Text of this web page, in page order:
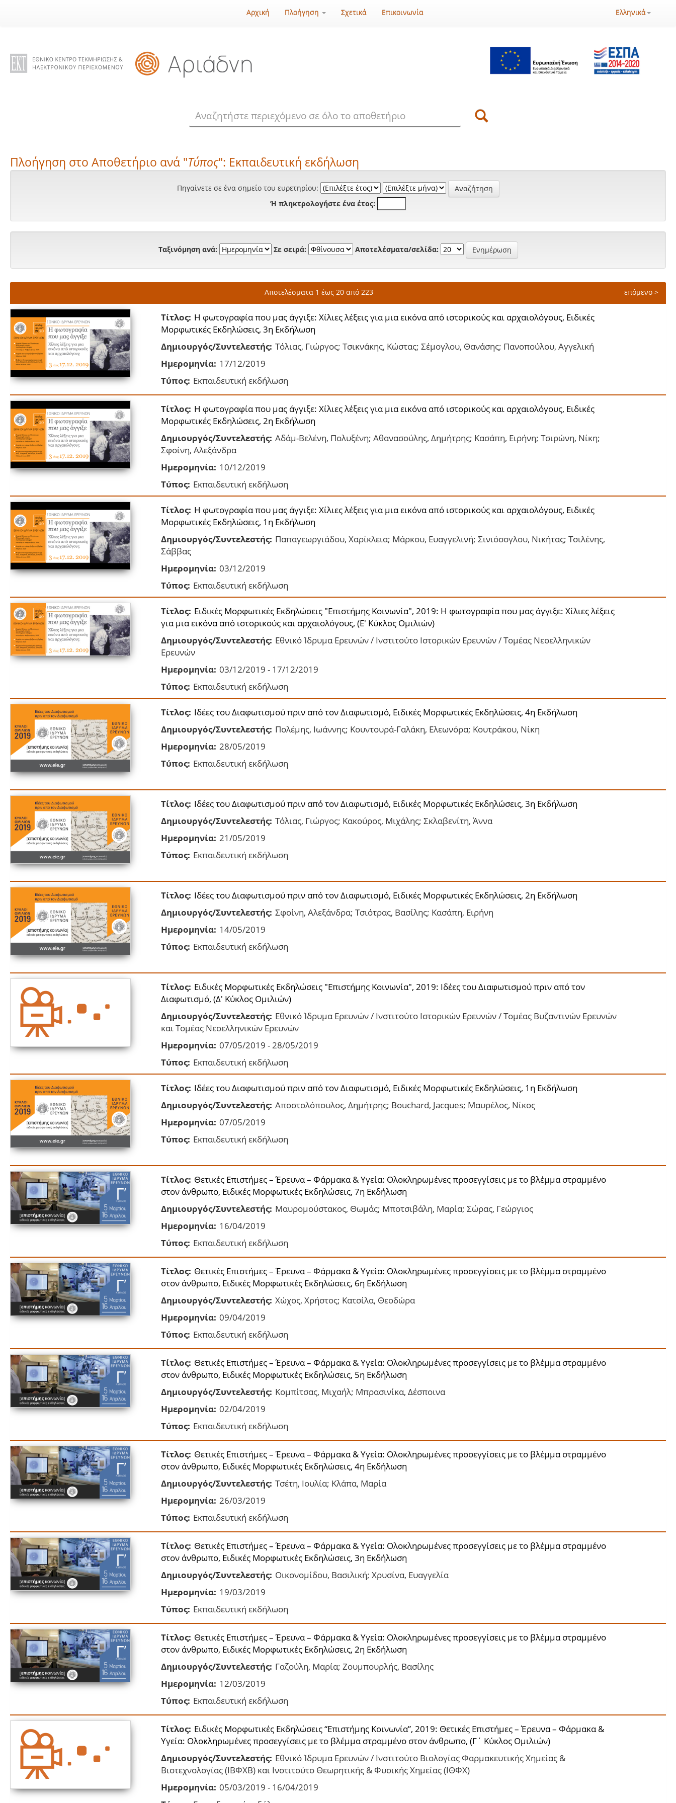
Αρχική Πλοήγηση Σχετικά Επικοινωνία Ελληνικά
Πλοήγηση στο Αποθετήριο ανά "Τύπος": Εκπαιδευτική εκδήλωση
Πηγαίνετε σε ένα σημείο του ευρετηρίου:
Ή πληκτρολογήστε ένα έτος:
Ταξινόμηση ανά: Σε σειρά: Αποτελέσματα/σελίδα:
Αποτελέσματα 1 έως 20 από 223 επόμενο >
Τίτλος: Η φωτογραφία που μας άγγιξε: Χίλιες λέξεις για μια εικόνα από ιστορικούς και αρχαιολόγους, Ειδικές
Μορφωτικές Εκδηλώσεις, 3η Εκδήλωση
Δημιουργός/Συντελεστής: Τόλιας, Γιώργος; Τσικνάκης, Κώστας; Σέμογλου, Θανάσης; Πανοπούλου, Αγγελική
Ημερομηνία: 17/12/2019
Τύπος: Εκπαιδευτική εκδήλωση
Τίτλος: Η φωτογραφία που μας άγγιξε: Χίλιες λέξεις για μια εικόνα από ιστορικούς και αρχαιολόγους, Ειδικές
Μορφωτικές Εκδηλώσεις, 2η Εκδήλωση
Δημιουργός/Συντελεστής: Αδάμ-Βελένη, Πολυξένη; Αθανασούλης, Δημήτρης; Κασάπη, Ειρήνη; Τσιρώνη, Νίκη;
Σφοίνη, Αλεξάνδρα
Ημερομηνία: 10/12/2019
Τύπος: Εκπαιδευτική εκδήλωση
Τίτλος: Η φωτογραφία που μας άγγιξε: Χίλιες λέξεις για μια εικόνα από ιστορικούς και αρχαιολόγους, Ειδικές
Μορφωτικές Εκδηλώσεις, 1η Εκδήλωση
Δημιουργός/Συντελεστής: Παπαγεωργιάδου, Χαρίκλεια; Μάρκου, Ευαγγελινή; Σινιόσογλου, Νικήτας; Τσιλένης,
Σάββας
Ημερομηνία: 03/12/2019
Τύπος: Εκπαιδευτική εκδήλωση
Τίτλος: Ειδικές Μορφωτικές Εκδηλώσεις "Επιστήμης Κοινωνία", 2019: Η φωτογραφία που μας άγγιξε: Χίλιες λέξεις
για μια εικόνα από ιστορικούς και αρχαιολόγους, (Ε' Κύκλος Ομιλιών)
Δημιουργός/Συντελεστής: Εθνικό Ίδρυμα Ερευνών / Ινστιτούτο Ιστορικών Ερευνών / Τομέας Νεοελληνικών
Ερευνών
Ημερομηνία: 03/12/2019 - 17/12/2019
Τύπος: Εκπαιδευτική εκδήλωση
Τίτλος: Ιδέες του Διαφωτισμού πριν από τον Διαφωτισμό, Ειδικές Μορφωτικές Εκδηλώσεις, 4η Εκδήλωση
Δημιουργός/Συντελεστής: Πολέμης, Ιωάννης; Κουντουρά-Γαλάκη, Ελεωνόρα; Κουτράκου, Νίκη
Ημερομηνία: 28/05/2019
Τύπος: Εκπαιδευτική εκδήλωση
Τίτλος: Ιδέες του Διαφωτισμού πριν από τον Διαφωτισμό, Ειδικές Μορφωτικές Εκδηλώσεις, 3η Εκδήλωση
Δημιουργός/Συντελεστής: Τόλιας, Γιώργος; Κακούρος, Μιχάλης; Σκλαβενίτη, Άννα
Ημερομηνία: 21/05/2019
Τύπος: Εκπαιδευτική εκδήλωση
Τίτλος: Ιδέες του Διαφωτισμού πριν από τον Διαφωτισμό, Ειδικές Μορφωτικές Εκδηλώσεις, 2η Εκδήλωση
Δημιουργός/Συντελεστής: Σφοίνη, Αλεξάνδρα; Τσιότρας, Βασίλης; Κασάπη, Ειρήνη
Ημερομηνία: 14/05/2019
Τύπος: Εκπαιδευτική εκδήλωση
Τίτλος: Ειδικές Μορφωτικές Εκδηλώσεις "Επιστήμης Κοινωνία", 2019: Ιδέες του Διαφωτισμού πριν από τον
Διαφωτισμό, (Δ' Κύκλος Ομιλιών)
Δημιουργός/Συντελεστής: Εθνικό Ίδρυμα Ερευνών / Ινστιτούτο Ιστορικών Ερευνών / Τομέας Βυζαντινών Ερευνών
και Τομέας Νεοελληνικών Ερευνών
Ημερομηνία: 07/05/2019 - 28/05/2019
Τύπος: Εκπαιδευτική εκδήλωση
Τίτλος: Ιδέες του Διαφωτισμού πριν από τον Διαφωτισμό, Ειδικές Μορφωτικές Εκδηλώσεις, 1η Εκδήλωση
Δημιουργός/Συντελεστής: Αποστολόπουλος, Δημήτρης; Bouchard, Jacques; Μαυρέλος, Νίκος
Ημερομηνία: 07/05/2019
Τύπος: Εκπαιδευτική εκδήλωση
Τίτλος: Θετικές Επιστήμες – Έρευνα – Φάρμακα & Υγεία: Ολοκληρωμένες προσεγγίσεις με το βλέμμα στραμμένο
στον άνθρωπο, Ειδικές Μορφωτικές Εκδηλώσεις, 7η Εκδήλωση
Δημιουργός/Συντελεστής: Μαυρομούστακος, Θωμάς; Μποτσιβάλη, Μαρία; Σώρας, Γεώργιος
Ημερομηνία: 16/04/2019
Τύπος: Εκπαιδευτική εκδήλωση
Τίτλος: Θετικές Επιστήμες – Έρευνα – Φάρμακα & Υγεία: Ολοκληρωμένες προσεγγίσεις με το βλέμμα στραμμένο
στον άνθρωπο, Ειδικές Μορφωτικές Εκδηλώσεις, 6η Εκδήλωση
Δημιουργός/Συντελεστής: Χώχος, Χρήστος; Κατσίλα, Θεοδώρα
Ημερομηνία: 09/04/2019
Τύπος: Εκπαιδευτική εκδήλωση
Τίτλος: Θετικές Επιστήμες – Έρευνα – Φάρμακα & Υγεία: Ολοκληρωμένες προσεγγίσεις με το βλέμμα στραμμένο
στον άνθρωπο, Ειδικές Μορφωτικές Εκδηλώσεις, 5η Εκδήλωση
Δημιουργός/Συντελεστής: Κομπίτσας, Μιχαήλ; Μπρασινίκα, Δέσποινα
Ημερομηνία: 02/04/2019
Τύπος: Εκπαιδευτική εκδήλωση
Τίτλος: Θετικές Επιστήμες – Έρευνα – Φάρμακα & Υγεία: Ολοκληρωμένες προσεγγίσεις με το βλέμμα στραμμένο
στον άνθρωπο, Ειδικές Μορφωτικές Εκδηλώσεις, 4η Εκδήλωση
Δημιουργός/Συντελεστής: Τσέτη, Ιουλία; Κλάπα, Μαρία
Ημερομηνία: 26/03/2019
Τύπος: Εκπαιδευτική εκδήλωση
Τίτλος: Θετικές Επιστήμες – Έρευνα – Φάρμακα & Υγεία: Ολοκληρωμένες προσεγγίσεις με το βλέμμα στραμμένο
στον άνθρωπο, Ειδικές Μορφωτικές Εκδηλώσεις, 3η Εκδήλωση
Δημιουργός/Συντελεστής: Οικονομίδου, Βασιλική; Χρυσίνα, Ευαγγελία
Ημερομηνία: 19/03/2019
Τύπος: Εκπαιδευτική εκδήλωση
Τίτλος: Θετικές Επιστήμες – Έρευνα – Φάρμακα & Υγεία: Ολοκληρωμένες προσεγγίσεις με το βλέμμα στραμμένο
στον άνθρωπο, Ειδικές Μορφωτικές Εκδηλώσεις, 2η Εκδήλωση
Δημιουργός/Συντελεστής: Γαζούλη, Μαρία; Ζουμπουρλής, Βασίλης
Ημερομηνία: 12/03/2019
Τύπος: Εκπαιδευτική εκδήλωση
Τίτλος: Ειδικές Μορφωτικές Εκδηλώσεις “Επιστήμης Κοινωνία”, 2019: Θετικές Επιστήμες – Έρευνα – Φάρμακα &
Υγεία: Ολοκληρωμένες προσεγγίσεις με το βλέμμα στραμμένο στον άνθρωπο, (Γ΄ Κύκλος Ομιλιών)
Δημιουργός/Συντελεστής: Εθνικό Ίδρυμα Ερευνών / Ινστιτούτο Βιολογίας Φαρμακευτικής Χημείας &
Βιοτεχνολογίας (ΙΒΦΧΒ) και Ινστιτούτο Θεωρητικής & Φυσικής Χημείας (ΙΘΦΧ)
Ημερομηνία: 05/03/2019 - 16/04/2019